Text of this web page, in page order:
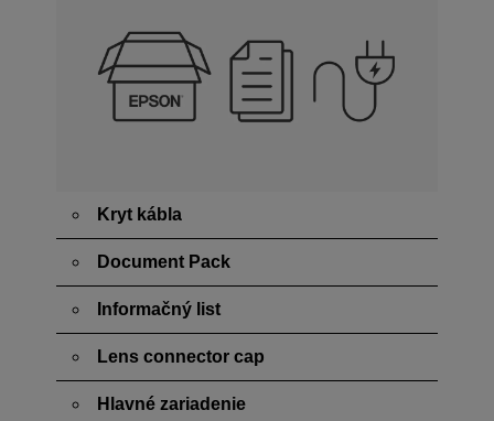
Kryt kábla
Document Pack
Informačný list
Lens connector cap
Hlavné zariadenie